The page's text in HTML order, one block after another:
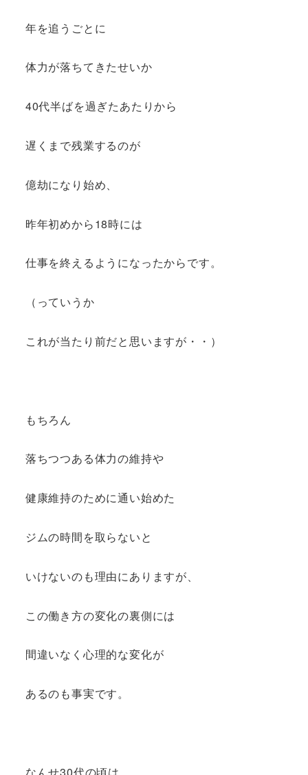
年を追うごとに
体力が落ちてきたせいか
40代半ばを過ぎたあたりから
遅くまで残業するのが
億劫になり始め、
昨年初めから18時には
仕事を終えるようになったからです。
（っていうか
これが当たり前だと思いますが・・）
もちろん
落ちつつある体力の維持や
健康維持のために通い始めた
ジムの時間を取らないと
いけないのも理由にありますが、
この働き方の変化の裏側には
間違いなく心理的な変化が
あるのも事実です。
なんせ30代の頃は